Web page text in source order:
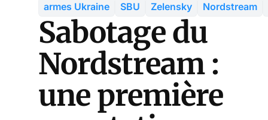
armes Ukraine SBU Zelensky Nordstream
Sabotage du
Nordstream :
une première